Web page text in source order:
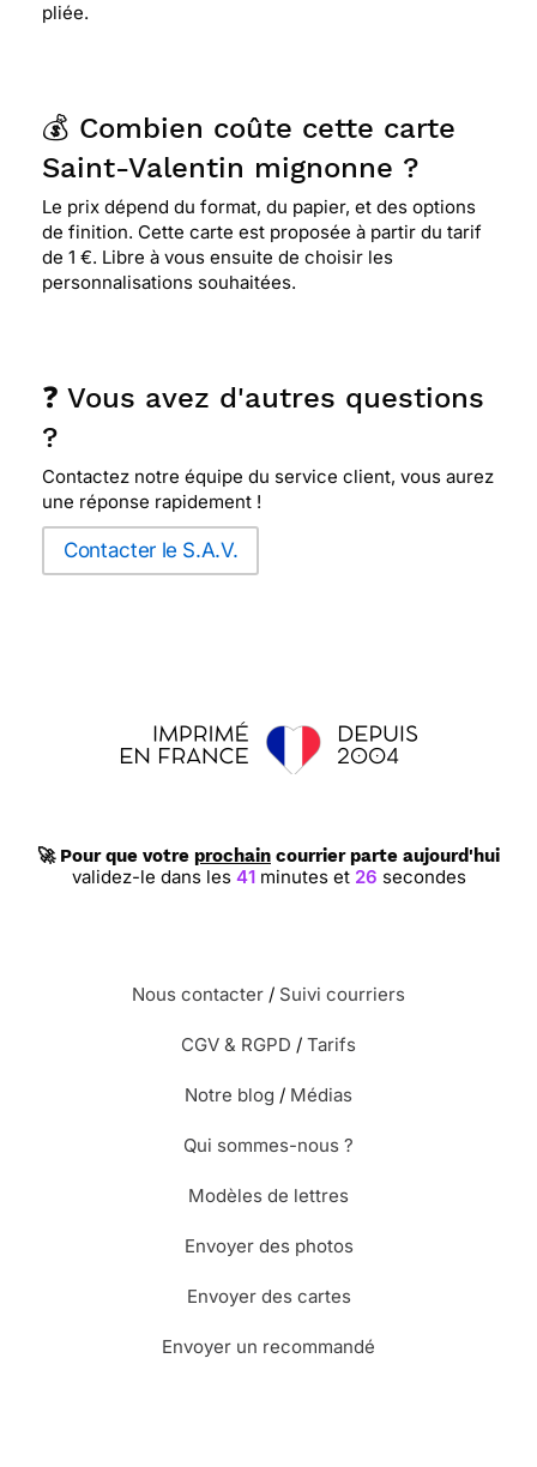
pliée.
💰 Combien coûte cette carte
Saint-Valentin mignonne ?
Le prix dépend du format, du papier, et des options
de finition. Cette carte est proposée à partir du tarif
de 1 €. Libre à vous ensuite de choisir les
personnalisations souhaitées.
❓ Vous avez d'autres questions
?
Contactez notre équipe du service client, vous aurez
une réponse rapidement !
Contacter le S.A.V.
🚀 Pour que votre prochain courrier parte aujourd'hui
validez-le dans les 41 minutes et 25 secondes
Nous contacter / Suivi courriers
CGV & RGPD / Tarifs
Notre blog / Médias
Qui sommes-nous ?
Modèles de lettres
Envoyer des photos
Envoyer des cartes
Envoyer un recommandé